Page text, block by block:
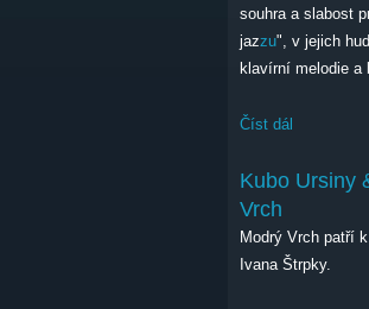
souhra a slabost
jazzu", v jejich
klavírní melodie a
Číst dál
Kubo Ursiny
Vrch
Modrý Vrch patří
Ivana Štrpky.